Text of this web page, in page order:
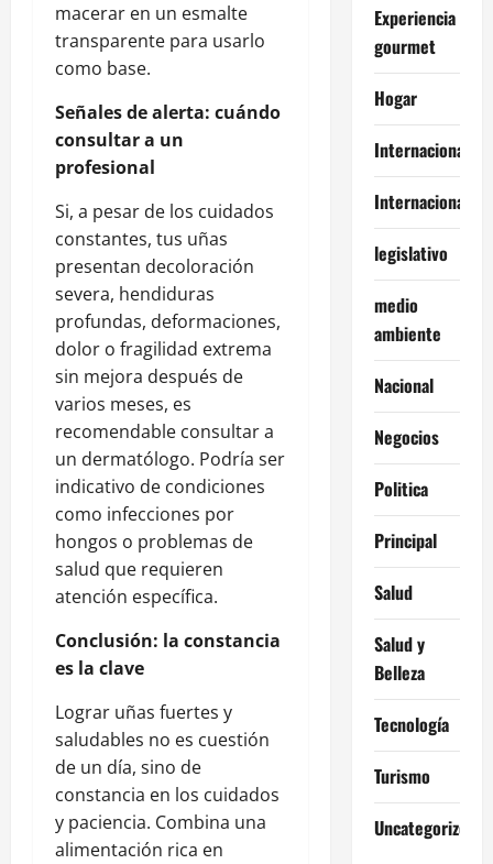
macerar en un esmalte
transparente para usarlo
como base.
Señales de alerta: cuándo
consultar a un
profesional
Si, a pesar de los cuidados
constantes, tus uñas
presentan decoloración
severa, hendiduras
profundas, deformaciones,
dolor o fragilidad extrema
sin mejora después de
varios meses, es
recomendable consultar a
un dermatólogo. Podría ser
indicativo de condiciones
como infecciones por
hongos o problemas de
salud que requieren
atención específica.
Conclusión: la constancia
es la clave
Lograr uñas fuertes y
saludables no es cuestión
de un día, sino de
constancia en los cuidados
y paciencia. Combina una
alimentación rica en
Experiencia
gourmet
Hogar
Internacional
Internacionales
legislativo
medio
ambiente
Nacional
Negocios
Politica
Principal
Salud
Salud y
Belleza
Tecnología
Turismo
Uncategorized